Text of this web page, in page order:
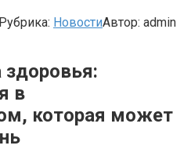
Рубрика: НовостиАвтор: admin
здоровья:
в
которая может